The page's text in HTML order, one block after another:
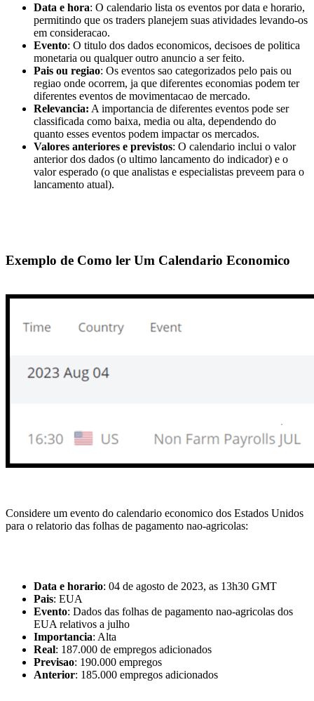
Data e hora: O calendario lista os eventos por data e horario,
permitindo que os traders planejem suas atividades levando-os
em consideracao.
Evento: O titulo dos dados economicos, decisoes de politica
monetaria ou qualquer outro anuncio a ser feito.
Pais ou regiao: Os eventos sao categorizados pelo pais ou
regiao onde ocorrem, ja que diferentes economias podem ter
diferentes eventos de movimentacao de mercado.
Relevancia: A importancia de diferentes eventos pode ser
classificada como baixa, media ou alta, dependendo do
quanto esses eventos podem impactar os mercados.
Valores anteriores e previstos: O calendario inclui o valor
anterior dos dados (o ultimo lancamento do indicador) e o
valor esperado (o que analistas e especialistas preveem para o
lancamento atual).
Exemplo de Como ler Um Calendario Economico
Considere um evento do calendario economico dos Estados Unidos
para o relatorio das folhas de pagamento nao-agricolas:
Data e horario: 04 de agosto de 2023, as 13h30 GMT
Pais: EUA
Evento: Dados das folhas de pagamento nao-agricolas dos
EUA relativos a julho
Importancia: Alta
Real: 187.000 de empregos adicionados
Previsao: 190.000 empregos
Anterior: 185.000 empregos adicionados